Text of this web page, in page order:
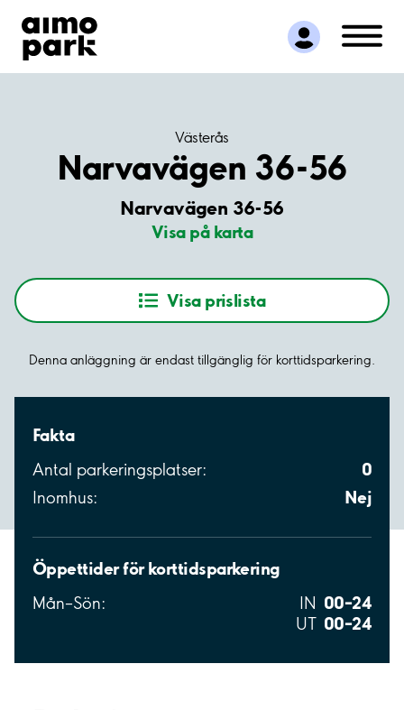
Hitta parkering
Samarbete
Kundservice
Västerås
Narvavägen 36-56
Narvavägen 36-56
Visa på karta
Visa prislista
Denna anläggning är endast tillgänglig för korttidsparkering.
Fakta
Antal parkeringsplatser: 0
Inomhus: Nej
Öppettider för korttidsparkering
Mån–Sön: IN 00–24
UT 00–24